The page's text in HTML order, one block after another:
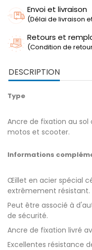
Envoi et livraison
(Délai de livraison
Retours et
(Condition de
DESCRIPTION
Type
Ancre de fixation au
motos et scooter.
Informations
Œillet en acier spécial
extrêmement résistant.
Peut être associé à
de sécurité.
Ancre de fixation livré
Excellentes résistance